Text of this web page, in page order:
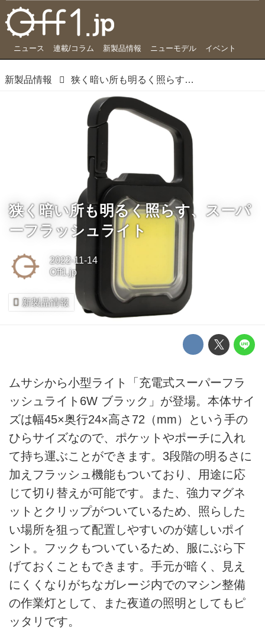
ニュース 連載/コラム 新製品情報 ニューモデル イベント
新製品情報 狭く暗い所も明るく照らす、スーパーフラッシュライト
狭く暗い所も明るく照らす、スーパ
ーフラッシュライト
2022-11-14
Off1.jp
新製品情報
ムサシから小型ライト「充電式スーパーフラ
ッシュライト6W ブラック」が登場。本体サイ
ズは幅45×奥行24×高さ72（mm）という手の
ひらサイズなので、ポケットやポーチに入れ
て持ち運ぶことができます。3段階の明るさに
加えフラッシュ機能もついており、用途に応
じて切り替えが可能です。また、強力マグネ
ットとクリップがついているため、照らした
い場所を狙って配置しやすいのが嬉しいポイ
ント。フックもついているため、服にぶら下
げておくこともできます。手元が暗く、見え
にくくなりがちなガレージ内でのマシン整備
の作業灯として、また夜道の照明としてもピ
ッタリです。